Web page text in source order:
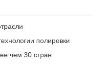
полировки
чем 30 стран